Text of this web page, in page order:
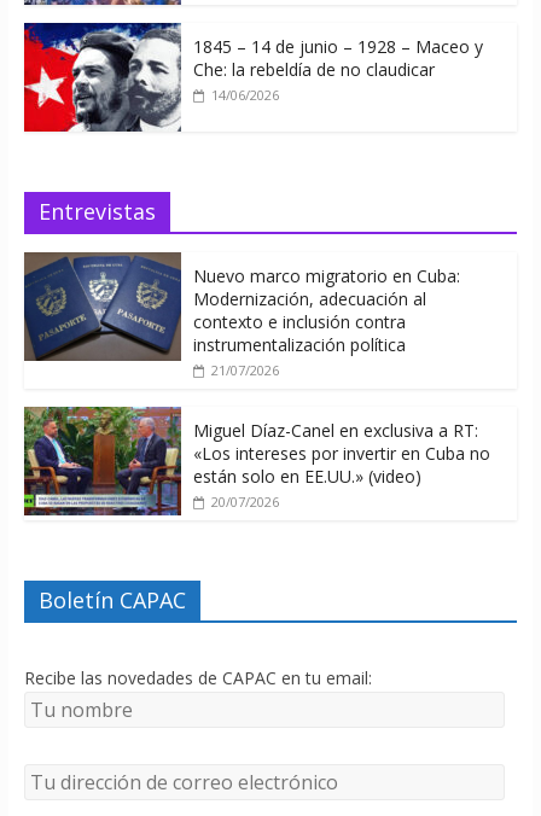
1845 – 14 de junio – 1928 – Maceo y
Che: la rebeldía de no claudicar
14/06/2026
Entrevistas
Nuevo marco migratorio en Cuba:
Modernización, adecuación al
contexto e inclusión contra
instrumentalización política
21/07/2026
Miguel Díaz-Canel en exclusiva a RT:
«Los intereses por invertir en Cuba no
están solo en EE.UU.» (video)
20/07/2026
Boletín CAPAC
Recibe las novedades de CAPAC en tu email: